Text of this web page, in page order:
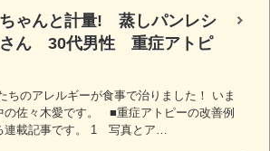
ゃんと計量! 蒸しパンレシ
ん 30代男性 重症アトピ
ちのアレルギーが食事で治りました！ いま
の佐々木愛です。 ■重症アトピーの改善例
連載記事です。 1 写真とア…